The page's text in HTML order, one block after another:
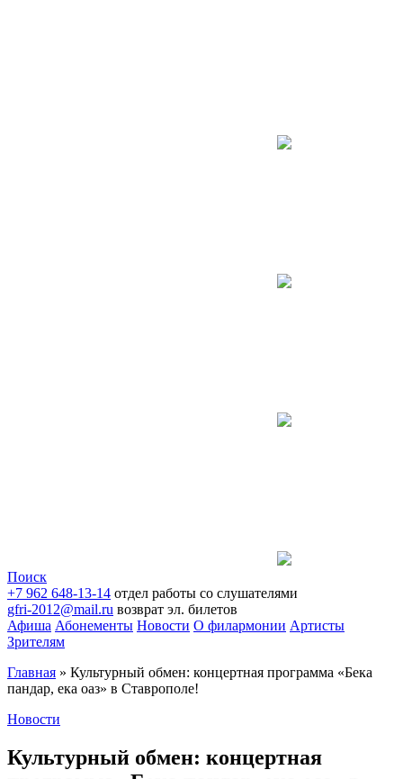
Поиск
+7 962 648-13-14 отдел работы со слушателями
gfri-2012@mail.ru возврат эл. билетов
Афиша Абонементы Новости О филармонии Артисты
Зрителям
Главная » Культурный обмен: концертная программа «Бека
пандар, ека оаз» в Ставрополе!
Новости
Культурный обмен: концертная